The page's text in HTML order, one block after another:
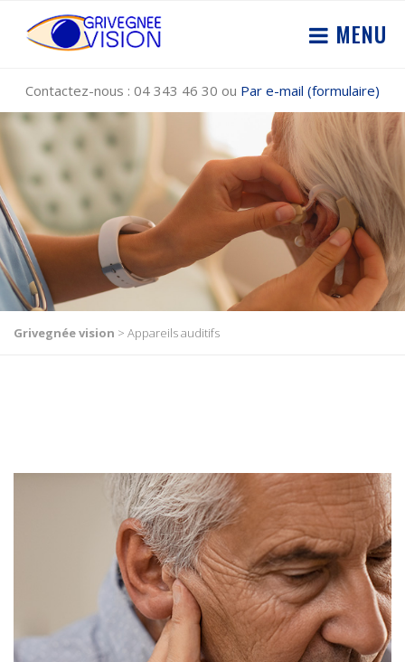
MENU
Contactez-nous : 04 343 46 30 ou Par e-mail (formulaire)
Grivegnée vision > Appareils auditifs